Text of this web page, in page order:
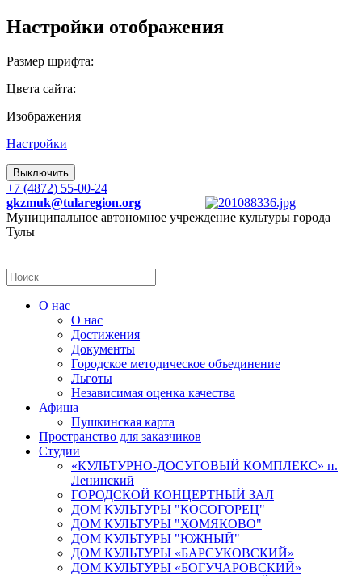
Настройки отображения
Размер шрифта:
Цвета сайта:
Изображения
Настройки
Выключить
+7 (4872) 55-00-24
gkzmuk@tularegion.org
Муниципальное автономное учреждение культуры города
Тулы
О нас
О нас
Достижения
Документы
Городское методическое объединение
Льготы
Независимая оценка качества
Афиша
Пушкинская карта
Пространство для заказчиков
Студии
«КУЛЬТУРНО-ДОСУГОВЫЙ КОМПЛЕКС» п.
Ленинский
ГОРОДСКОЙ КОНЦЕРТНЫЙ ЗАЛ
ДОМ КУЛЬТУРЫ "КОСОГОРЕЦ"
ДОМ КУЛЬТУРЫ "ХОМЯКОВО"
ДОМ КУЛЬТУРЫ "ЮЖНЫЙ"
ДОМ КУЛЬТУРЫ «БАРСУКОВСКИЙ»
ДОМ КУЛЬТУРЫ «БОГУЧАРОВСКИЙ»